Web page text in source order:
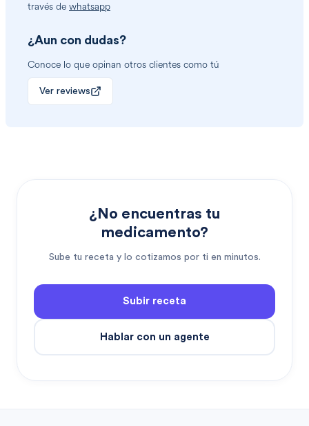
través de whatsapp
¿Aun con dudas?
Conoce lo que opinan otros clientes como tú
Ver reviews
¿No encuentras tu
medicamento?
Sube tu receta y lo cotizamos por ti en minutos.
Subir receta
Hablar con un agente